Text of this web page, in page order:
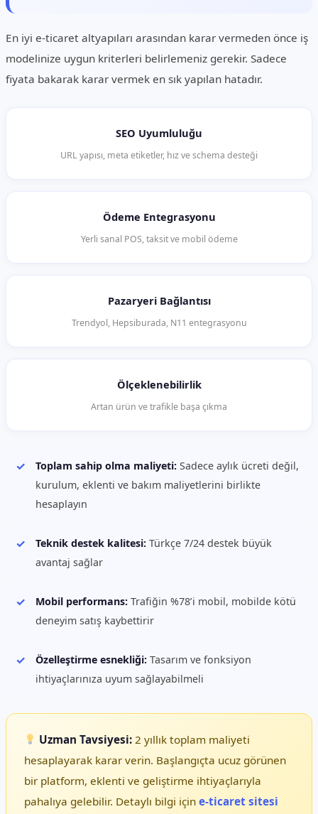
En iyi e-ticaret altyapıları arasından karar vermeden önce iş
modelinize uygun kriterleri belirlemeniz gerekir. Sadece
fiyata bakarak karar vermek en sık yapılan hatadır.
SEO Uyumluluğu
URL yapısı, meta etiketler, hız ve schema desteği
Ödeme Entegrasyonu
Yerli sanal POS, taksit ve mobil ödeme
Pazaryeri Bağlantısı
Trendyol, Hepsiburada, N11 entegrasyonu
Ölçeklenebilirlik
Artan ürün ve trafikle başa çıkma
Toplam sahip olma maliyeti:Sadece aylık ücreti değil,
kurulum, eklenti ve bakım maliyetlerini birlikte
hesaplayın
Teknik destek kalitesi:Türkçe 7/24 destek büyük
avantaj sağlar
Mobil performans:Trafiğin %78’i mobil, mobilde kötü
deneyim satış kaybettirir
Özelleştirme esnekliği:Tasarım ve fonksiyon
ihtiyaçlarınıza uyum sağlayabilmeli
Uzman Tavsiyesi: 2 yıllık toplam maliyeti
hesaplayarak karar verin. Başlangıçta ucuz görünen
bir platform, eklenti ve geliştirme ihtiyaçlarıyla
pahalıya gelebilir. Detaylı bilgi için e-ticaret sitesi